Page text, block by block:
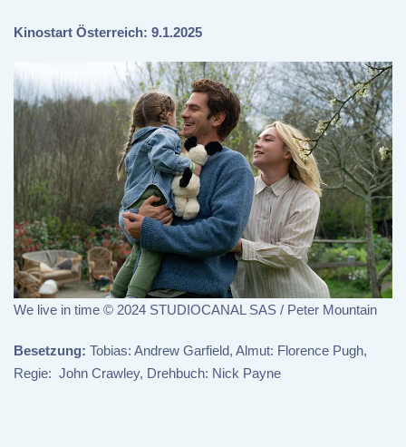
Kinostart Österreich: 9.1.2025
We live in time © 2024 STUDIOCANAL SAS / Peter Mountain
Besetzung: Tobias: Andrew Garfield, Almut: Florence Pugh,
Regie: John Crawley, Drehbuch: Nick Payne